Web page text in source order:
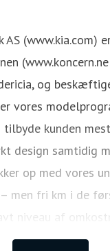
AS (www.kia.com)
og
vores
tilbyde kunden
design samtidig
op med vores
men fri km i de
niveau af
sikrer samtidig